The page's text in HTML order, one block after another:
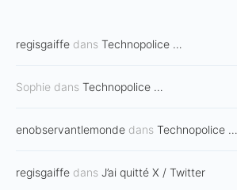
regisgaiffe dans Technopolice …
Sophie dans Technopolice …
enobservantlemonde dans Technopolice …
regisgaiffe dans J’ai quitté X / Twitter